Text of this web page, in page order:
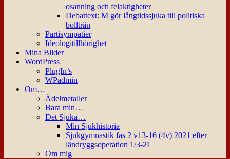
osanning och felaktigheter
Debattext: M gör långtidssjuka till politiska
bollträn
Partisympatier
Ideologitillhörighet
Mina Bilder
WordPress
PlugIn’s
WPadmin
Om…
Ädelmetaller
Bara min…
Det Sjuka…
Min Sjukhistoria
Sjukgymnastik fas 2 v13-16 (4v) 2021 efter
ländryggsoperation 1/3-21
Om mig